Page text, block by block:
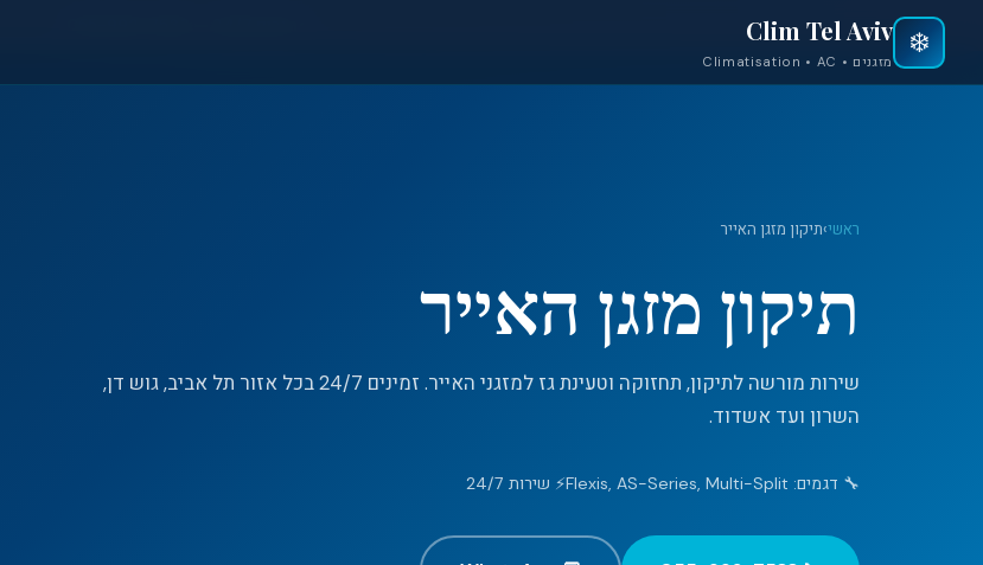
❄️
Clim Tel Aviv
מזגנים • Climatisation • AC
ראשי›תיקון מזגן האייר
תיקון מזגן האייר
שירות מורשה לתיקון, תחזוקה וטעינת גז למזגני האייר. זמינים 24/7 בכל אזור תל אביב, גוש דן,
השרון ועד אשדוד.
🔧 דגמים: Flexis, AS-Series, Multi-Split ⚡ שירות 24/7